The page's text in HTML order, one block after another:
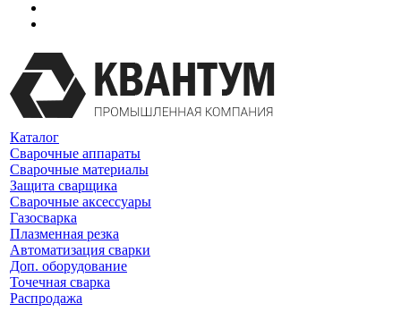
Каталог
Сварочные аппараты
Сварочные материалы
Защита сварщика
Сварочные аксессуары
Газосварка
Плазменная резка
Автоматизация сварки
Доп. оборудование
Точечная сварка
Распродажа